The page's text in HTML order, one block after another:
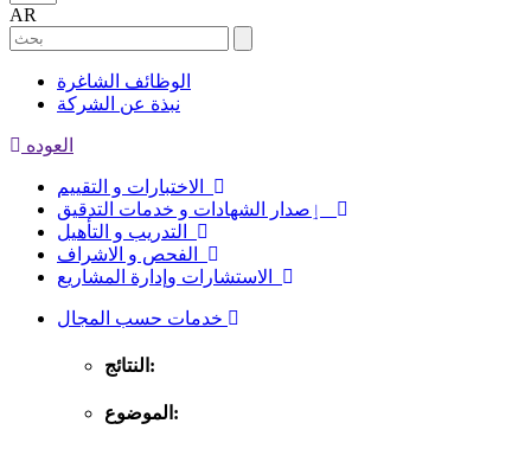
AR
الوظائف الشاغرة
نبذة عن الشركة
العوده
النتائج:
الموضوع: